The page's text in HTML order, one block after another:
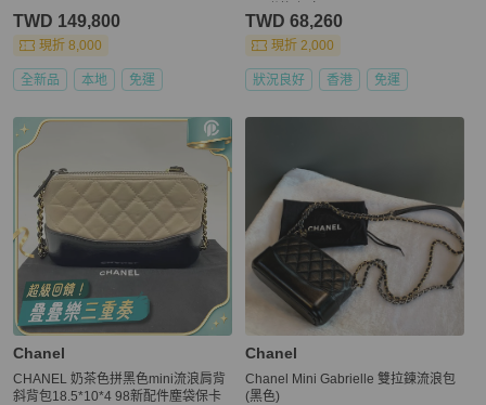
TWD 149,800
現折 8,000
全新品 本地 免運
TWD 68,260
現折 2,000
狀況良好 香港 免運
Chanel
CHANEL 奶茶色拼黑色mini流浪肩背
斜背包18.5*10*4 98新配件塵袋保卡
Chanel
Chanel Mini Gabrielle 雙拉鍊流浪包
(黑色)